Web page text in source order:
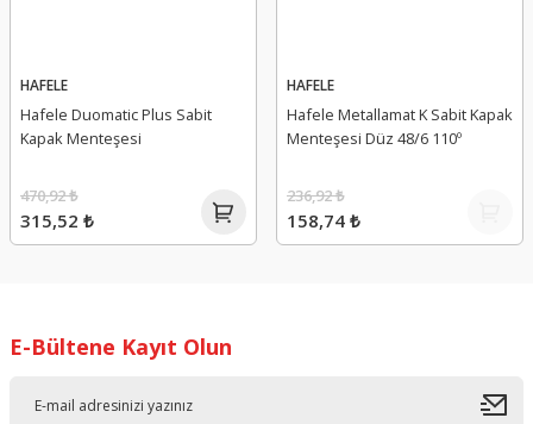
HAFELE
Hafele Duomatic Plus Sabit
Kapak Menteşesi
315,52 ₺
470,92 ₺
HAFELE
Hafele Metallamat K Sabit Kapak
Menteşesi Düz 48/6 110º
158,74 ₺
236,92 ₺
E-Bültene Kayıt Olun